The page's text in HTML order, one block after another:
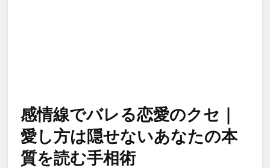
感情線でバレる恋愛のクセ｜
愛し方は隠せないあなたの本
質を読む手相術